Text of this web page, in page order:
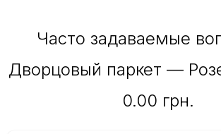
Часто задаваемые
Дворцовый паркет —
0.00 грн.